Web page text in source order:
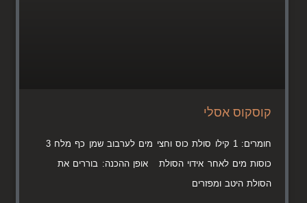
קוסקוס אסלי
חומרים: 1 קילו סולת כוס וחצי מים לערבוב שמן כף מלח 3
כוסות מים לאחר אידוי הסולת אופן ההכנה: בוררים את
הסולת היטב ומפזרים